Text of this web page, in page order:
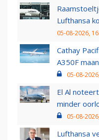
Lufthansa
05-08-2026,
Cathay
A350F
05-08-
El Al
minder
05-08-
Lufthansa